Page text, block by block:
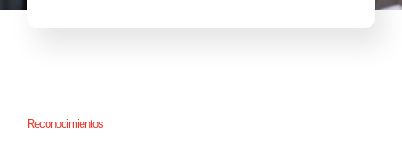
Reconocimientos